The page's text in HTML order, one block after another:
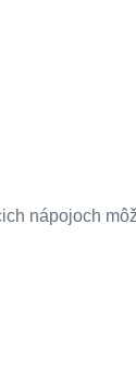
nápojoch